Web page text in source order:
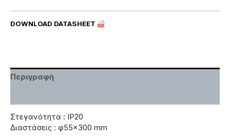
DOWNLOAD DATASHEET
Περιγραφή
Στεγανότητα : IP20
Διαστάσεις : φ55×300 mm